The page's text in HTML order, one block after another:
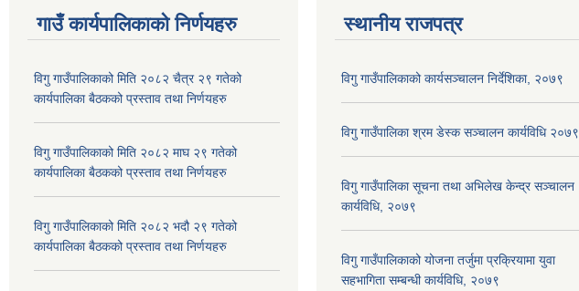
गाउँ कार्यपालिकाकाे निर्णयहरु
विगु गाउँपालिकाको मिति २०८२ चैत्र २९ गतेको
कार्यपालिका बैठकको प्रस्ताव तथा निर्णयहरु
विगु गाउँपालिकाको मिति २०८२ माघ २९ गतेको
कार्यपालिका बैठकको प्रस्ताव तथा निर्णयहरु
विगु गाउँपालिकाको मिति २०८२ भदौ २९ गतेको
कार्यपालिका बैठकको प्रस्ताव तथा निर्णयहरु
स्थानीय राजपत्र
विगु गाउँपालिकाको कार्यसञ्‍चालन निर्देशिका, २०७९
विगु गाउँपालिका श्रम डेस्क सञ्चालन कार्यविधि २०७९
विगु गाउँपालिका सूचना तथा अभिलेख केन्द्र सञ्चालन
कार्यविधि, २०७९
विगु गाउँपालिकाको योजना तर्जुमा प्रक्रियामा युवा
सहभागिता सम्बन्धी कार्यविधि, २०७९